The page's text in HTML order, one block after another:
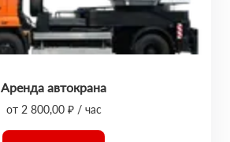
Аренда автокрана
от 2 800,00 ₽ / час